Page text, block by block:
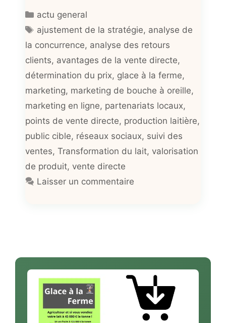
Catégories
actu general
Étiquettes
ajustement de la stratégie, analyse de
la concurrence, analyse des retours
clients, avantages de la vente directe,
détermination du prix, glace à la ferme,
marketing, marketing de bouche à oreille,
marketing en ligne, partenariats locaux,
points de vente directe, production laitière,
public cible, réseaux sociaux, suivi des
ventes, Transformation du lait, valorisation
de produit, vente directe
Laisser un commentaire